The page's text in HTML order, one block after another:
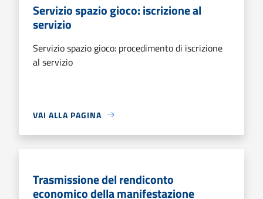
Servizio spazio gioco: iscrizione al
servizio
Servizio spazio gioco: procedimento di iscrizione
al servizio
VAI ALLA PAGINA
Trasmissione del rendiconto
economico della manifestazione